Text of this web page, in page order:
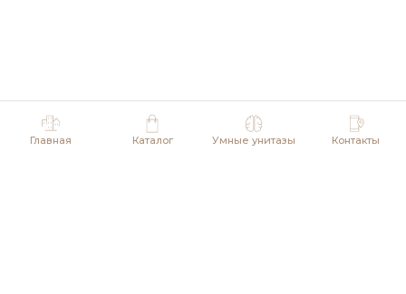
Главная Каталог Умные унитазы Контакты